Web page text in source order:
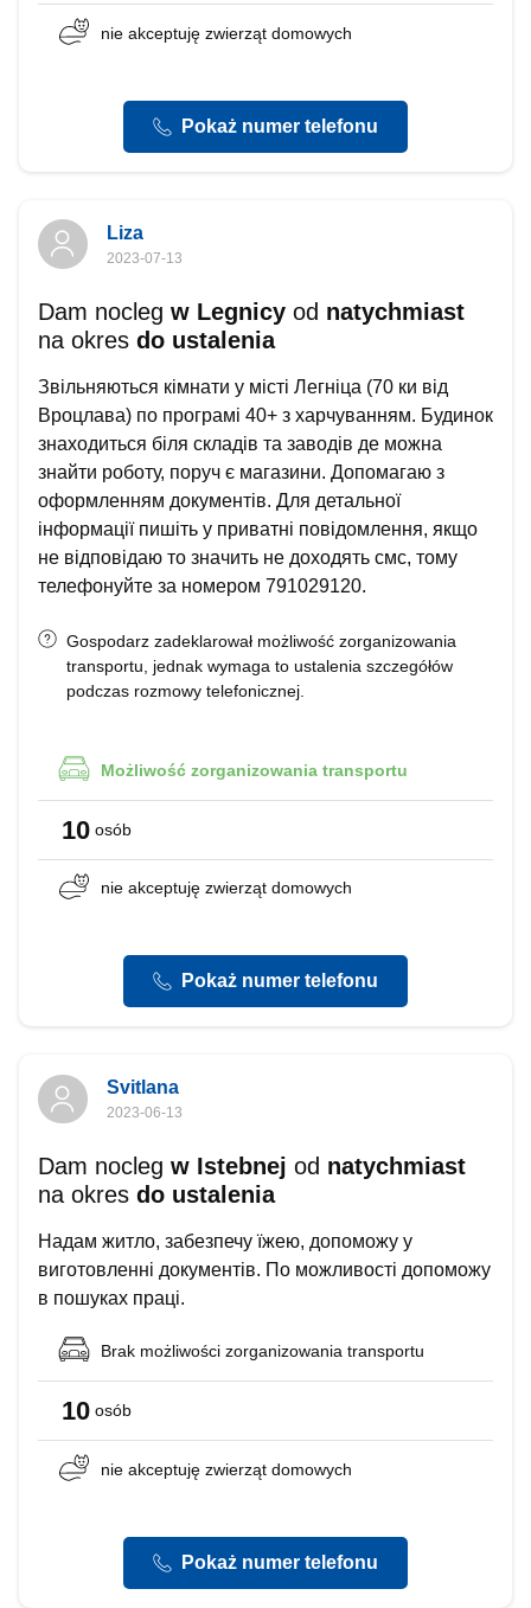
nie akceptuję zwierząt domowych
Pokaż numer telefonu
Liza
2023-07-13
Dam nocleg w Legnicy od natychmiast
na okres do ustalenia
Звільняються кімнати у місті Легніца (70 ки від
Вроцлава) по програмі 40+ з харчуванням. Будинок
знаходиться біля складів та заводів де можна
знайти роботу, поруч є магазини. Допомагаю з
оформленням документів. Для детальної
інформації пишіть у приватні повідомлення, якщо
не відповідаю то значить не доходять смс, тому
телефонуйте за номером 791029120.
Gospodarz zadeklarował możliwość zorganizowania
transportu, jednak wymaga to ustalenia szczegółów
podczas rozmowy telefonicznej.
Możliwość zorganizowania transportu
10 osób
nie akceptuję zwierząt domowych
Pokaż numer telefonu
Svitlana
2023-06-13
Dam nocleg w Istebnej od natychmiast
na okres do ustalenia
Надам житло, забезпечу їжею, допоможу у
виготовленні документів. По можливості допоможу
в пошуках праці.
Brak możliwości zorganizowania transportu
10 osób
nie akceptuję zwierząt domowych
Pokaż numer telefonu